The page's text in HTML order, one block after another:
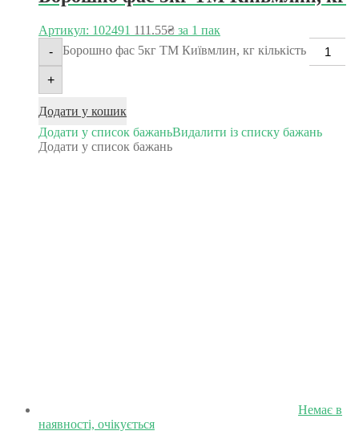
Артикул: 102491 111.55₴ за 1 пак
-
Борошно фас 5кг ТМ Київмлин, кг кількість
+
Додати у кошик
Додати у список бажаньВидалити із списку бажань
Додати у список бажань
Немає в
наявності, очікується